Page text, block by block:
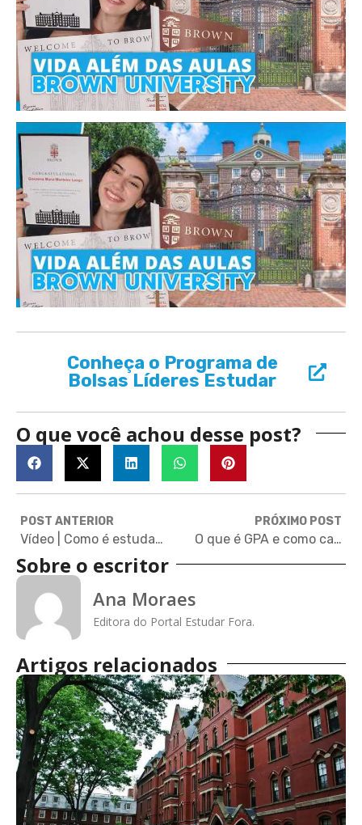
Conheça o Programa de
Bolsas Líderes Estudar
O que você achou desse post?
POST ANTERIOR
Vídeo | Como é estudar na Brown University? Rotina de uma brasileira em uma Ivy League | PARTE 1
PRÓXIMO POST
O que é GPA e como calcular o seu
Sobre o escritor
Ana Moraes
Editora do Portal Estudar Fora.
Artigos relacionados